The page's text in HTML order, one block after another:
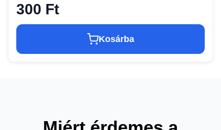
300 Ft
Kosárba